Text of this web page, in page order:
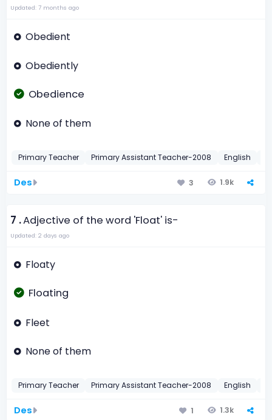
Updated: 7 months ago
Obedient
Obediently
Obedience
None of them
Primary Teacher Primary Assistant Teacher-2008 English
Des 3 1.9k
7 .Adjective of the word 'Float' is-
Updated: 2 days ago
Floaty
Floating
Fleet
None of them
Primary Teacher Primary Assistant Teacher-2008 English
Des 1 1.3k